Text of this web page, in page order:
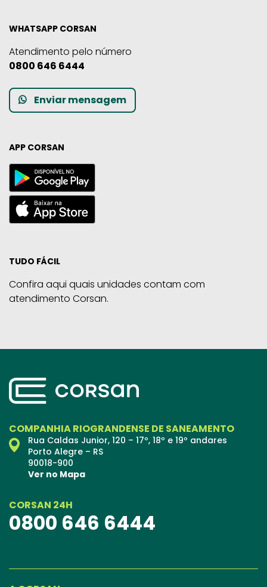
WHATSAPP CORSAN
Atendimento pelo número
0800 646 6444
Enviar mensagem
APP CORSAN
TUDO FÁCIL
Confira aqui quais unidades contam com
atendimento Corsan.
COMPANHIA RIOGRANDENSE DE SANEAMENTO
Rua Caldas Junior, 120 – 17º, 18º e 19º andares
Porto Alegre – RS
90018-900
Ver no Mapa
CORSAN 24H
0800 646 6444